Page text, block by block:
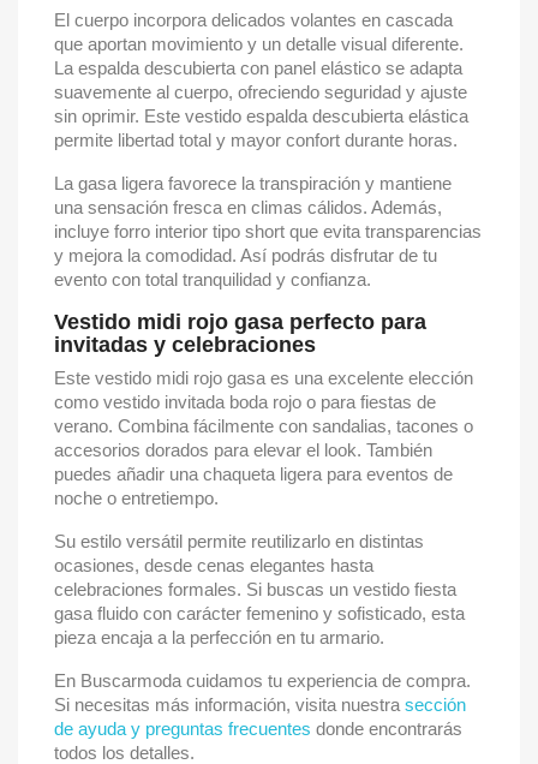
El cuerpo incorpora delicados volantes en cascada
que aportan movimiento y un detalle visual diferente.
La espalda descubierta con panel elástico se adapta
suavemente al cuerpo, ofreciendo seguridad y ajuste
sin oprimir. Este vestido espalda descubierta elástica
permite libertad total y mayor confort durante horas.
La gasa ligera favorece la transpiración y mantiene
una sensación fresca en climas cálidos. Además,
incluye forro interior tipo short que evita transparencias
y mejora la comodidad. Así podrás disfrutar de tu
evento con total tranquilidad y confianza.
Vestido midi rojo gasa perfecto para
invitadas y celebraciones
Este vestido midi rojo gasa es una excelente elección
como vestido invitada boda rojo o para fiestas de
verano. Combina fácilmente con sandalias, tacones o
accesorios dorados para elevar el look. También
puedes añadir una chaqueta ligera para eventos de
noche o entretiempo.
Su estilo versátil permite reutilizarlo en distintas
ocasiones, desde cenas elegantes hasta
celebraciones formales. Si buscas un vestido fiesta
gasa fluido con carácter femenino y sofisticado, esta
pieza encaja a la perfección en tu armario.
En Buscarmoda cuidamos tu experiencia de compra.
Si necesitas más información, visita nuestra sección
de ayuda y preguntas frecuentes donde encontrarás
todos los detalles.